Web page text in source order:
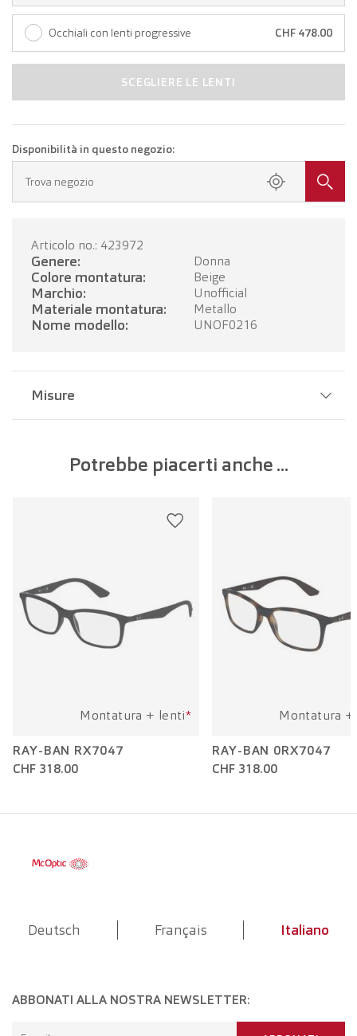
Occhiali con lenti progressive CHF 478.00
SCEGLIERE LE LENTI
Disponibilità in questo negozio:
Trova negozio
Articolo no.: 423972
Genere: Donna
Colore montatura: Beige
Marchio: Unofficial
Materiale montatura: Metallo
Nome modello: UNOF0216
Misure
Larghezza della lente: 50 mm
Lunghezza dell'asta:
Potrebbe piacerti anche ...
Montatura + lenti*
RAY-BAN RX7047
CHF 318.00
Montatura
RAY-BAN 0RX7047
CHF 318.00
Deutsch Français Italiano
ABBONATI ALLA NOSTRA NEWSLETTER: